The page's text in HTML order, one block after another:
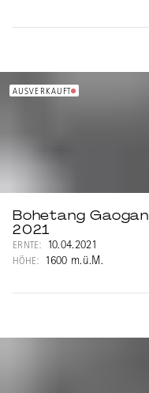
AUSVERKAUFT
Bohetang Gaogan
2021
ERNTE: 10.04.2021
HÖHE: 1600 m.ü.M.